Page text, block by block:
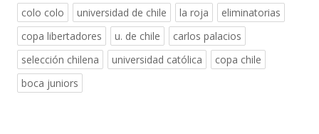
colo colo universidad de chile la roja
eliminatorias
copa libertadores
u. de chile
carlos palacios
selección chilena
universidad católica
copa chile
boca juniors